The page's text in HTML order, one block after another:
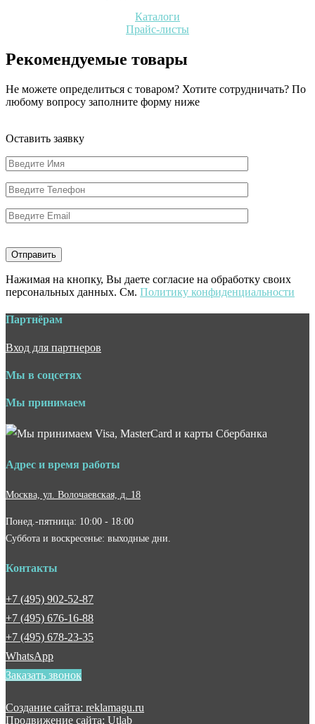
Каталоги
Прайс-листы
Рекомендуемые товары
Не можете определиться с товаром? Хотите сотрудничать? По
любому вопросу заполните форму ниже
Оставить заявку
Нажимая на кнопку, Вы даете согласие на обработку своих
персональных данных. См. Политику конфиденциальности
Партнёрам
Вход для партнеров
Мы в соцсетях
Мы принимаем
Адрес и время работы
Москва, ул. Волочаевская, д. 18
Понед.-пятница: 10:00 - 18:00
Суббота и воскресенье: выходные дни.
Контакты
+7 (495) 902-52-87
+7 (495) 676-16-88
+7 (495) 678-23-35
WhatsApp
Заказать звонок
Создание сайта: reklamagu.ru
Продвижение сайта: Utlab